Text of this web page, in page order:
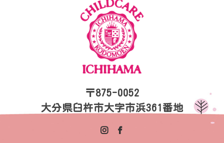
〒875-0052
大分県臼杵市大字市浜361番地